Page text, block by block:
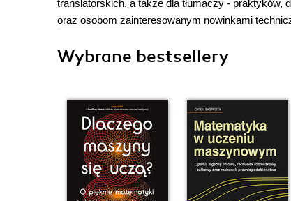
translatorskich, a także dla tłumaczy -
oraz osobom zainteresowanym nowinkami
Wybrane bestsellery